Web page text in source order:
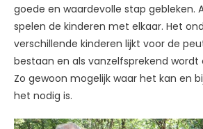
goede en waardevolle stap gebleken.
spelen de kinderen met elkaar. Het
verschillende kinderen lijkt voor de
bestaan en als vanzelfsprekend wordt
Zo gewoon mogelijk waar het kan en
het nodig is.